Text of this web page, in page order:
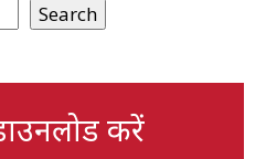
Search
करें